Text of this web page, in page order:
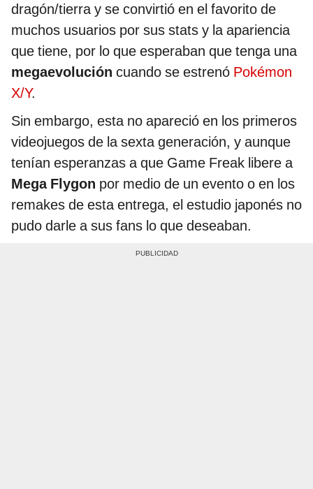
dragón/tierra y se convirtió en el favorito de
muchos usuarios por sus stats y la apariencia
que tiene, por lo que esperaban que tenga una
megaevolución cuando se estrenó Pokémon
X/Y.
Sin embargo, esta no apareció en los primeros
videojuegos de la sexta generación, y aunque
tenían esperanzas a que Game Freak libere a
Mega Flygon por medio de un evento o en los
remakes de esta entrega, el estudio japonés no
pudo darle a sus fans lo que deseaban.